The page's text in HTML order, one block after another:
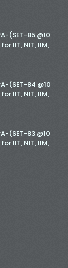
(SET-85 @10
IIT, NIT, IIM,
(SET-84 @10
IIT, NIT, IIM,
(SET-83 @10
IIT, NIT, IIM,